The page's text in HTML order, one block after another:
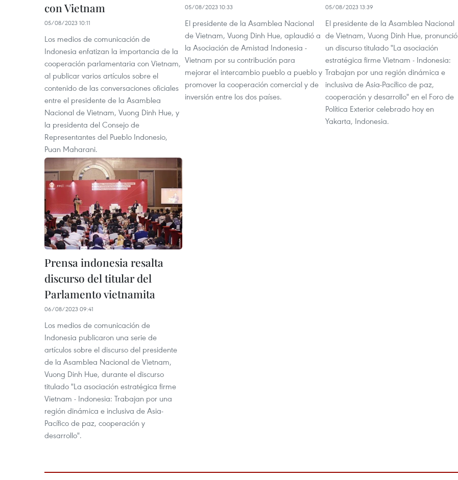
con Vietnam
05/08/2023 10:11
Los medios de comunicación de
Indonesia enfatizan la importancia de la
cooperación parlamentaria con Vietnam,
al publicar varios artículos sobre el
contenido de las conversaciones oficiales
entre el presidente de la Asamblea
Nacional de Vietnam, Vuong Dinh Hue, y
la presidenta del Consejo de
Representantes del Pueblo Indonesio,
Puan Maharani.
05/08/2023 10:33
El presidente de la Asamblea Nacional
de Vietnam, Vuong Dinh Hue, aplaudió a
la Asociación de Amistad Indonesia -
Vietnam por su contribución para
mejorar el intercambio pueblo a pueblo y
promover la cooperación comercial y de
inversión entre los dos países.
05/08/2023 13:39
El presidente de la Asamblea Nacional
de Vietnam, Vuong Dinh Hue, pronunció
un discurso titulado "La asociación
estratégica firme Vietnam - Indonesia:
Trabajan por una región dinámica e
inclusiva de Asia-Pacífico de paz,
cooperación y desarrollo" en el Foro de
Política Exterior celebrado hoy en
Yakarta, Indonesia.
Prensa indonesia resalta
discurso del titular del
Parlamento vietnamita
06/08/2023 09:41
Los medios de comunicación de
Indonesia publicaron una serie de
artículos sobre el discurso del presidente
de la Asamblea Nacional de Vietnam,
Vuong Dinh Hue, durante el discurso
titulado "La asociación estratégica firme
Vietnam - Indonesia: Trabajan por una
región dinámica e inclusiva de Asia-
Pacífico de paz, cooperación y
desarrollo".